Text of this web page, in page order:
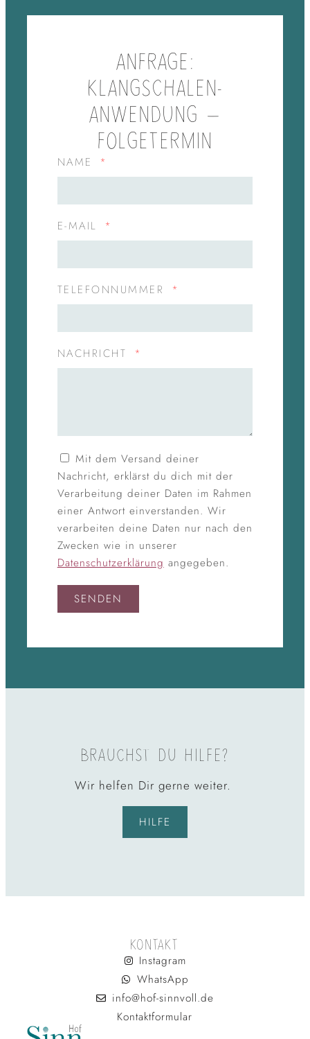
ANFRAGE:
KLANGSCHALEN-
ANWENDUNG –
FOLGETERMIN
NAME
E-MAIL
TELEFONNUMMER
NACHRICHT
Mit dem Versand deiner
Nachricht, erklärst du dich mit der
Verarbeitung deiner Daten im Rahmen
einer Antwort einverstanden. Wir
verarbeiten deine Daten nur nach den
Zwecken wie in unserer
Datenschutzerklärungangegeben.
SENDEN
BRAUCHST DU HILFE?
Wir helfen Dir gerne weiter.
HILFE
KONTAKT
Instagram
WhatsApp
info@hof-sinnvoll.de
Kontaktformular